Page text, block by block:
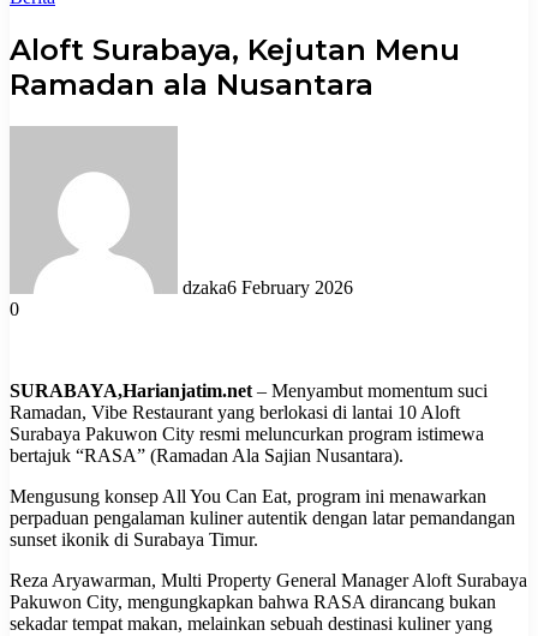
Aloft Surabaya, Kejutan Menu
Ramadan ala Nusantara
dzaka6 February 2026
0
SURABAYA,Harianjatim.net – Menyambut momentum suci
Ramadan, Vibe Restaurant yang berlokasi di lantai 10 Aloft
Surabaya Pakuwon City resmi meluncurkan program istimewa
bertajuk “RASA” (Ramadan Ala Sajian Nusantara).
Mengusung konsep All You Can Eat, program ini menawarkan
perpaduan pengalaman kuliner autentik dengan latar pemandangan
sunset ikonik di Surabaya Timur.
Reza Aryawarman, Multi Property General Manager Aloft Surabaya
Pakuwon City, mengungkapkan bahwa RASA dirancang bukan
sekadar tempat makan, melainkan sebuah destinasi kuliner yang